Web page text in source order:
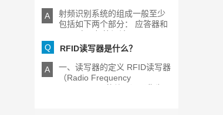
A
射频识别系统的组成一般至少
包括如下两个部分： 应答器和
Q
RFID读写器是什么？
A
一、读写器的定义 RFID读写器
（Radio Frequency